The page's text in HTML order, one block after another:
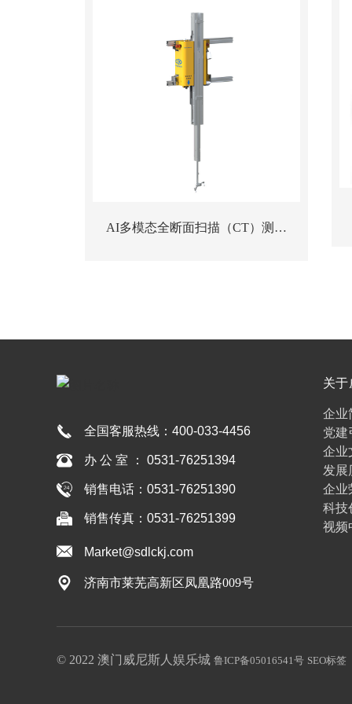
AI多模态全断面扫描（CT）测流
全国客服热线： 400-033-4456
办 公 室 ： 0531-76251394
销售电话：0531-76251390
销售传真：0531-76251399
Market@sdlckj.com
济南市莱芜高新区凤凰路009号
关于
企业
党建
企业
发展
企业
科技
视频
© 2022 澳门威尼斯人娱乐城 鲁ICP备05016541号 SEO标签